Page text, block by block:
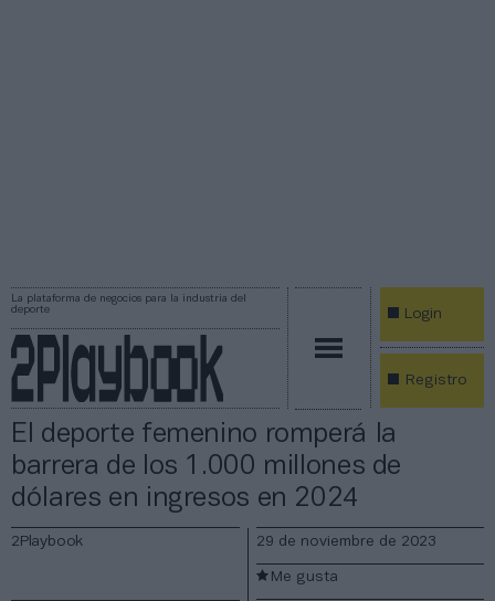
La plataforma de negocios para la industria del
deporte
Login
Registro
El deporte femenino romperá la
barrera de los 1.000 millones de
dólares en ingresos en 2024
2Playbook 29 de noviembre de 2023
Me gusta